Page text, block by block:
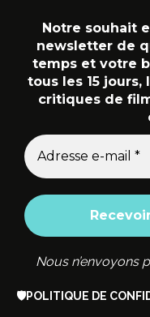
Notre souhait
newsletter de
temps et votre
tous les 15
critiques de
Nous n’envoyons
🛡️POLITIQUE DE